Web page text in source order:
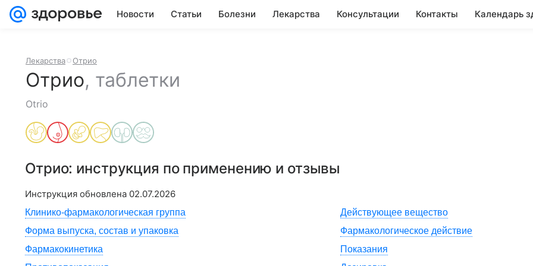
Новости Статьи Болезни Лекарства Консультации Контакты Календарь
Лекарства Отрио
Отрио, таблетки
Otrio
Отрио: инструкция по применению и отзывы
Инструкция обновлена 02.07.2026
Клинико-фармакологическая группа
Действующее вещество
Форма выпуска, состав и упаковка
Фармакологическое действие
Фармакокинетика
Показания